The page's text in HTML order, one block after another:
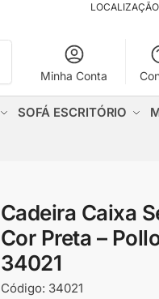
LOCALIZAÇÃO
Minha Conta
SOFÁ ESCRITÓRIO
Cadeira Caixa
Cor Preta –
34021
Código: 34021